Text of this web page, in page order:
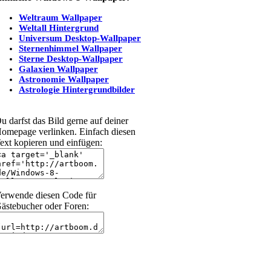
Weltraum Wallpaper
Weltall Hintergrund
Universum Desktop-Wallpaper
Sternenhimmel Wallpaper
Sterne Desktop-Wallpaper
Galaxien Wallpaper
Astronomie Wallpaper
Astrologie Hintergrundbilder
darfst das Bild gerne auf deiner
verlinken. Einfach diesen
kopieren und einfügen:
diesen Code für
oder Foren: